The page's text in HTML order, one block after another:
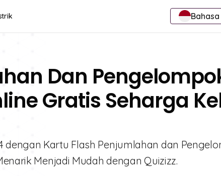
Dan
Gratis Seharga
Kartu Flash Penjumlahan dan
Menjadi Mudah dengan Quizizz.